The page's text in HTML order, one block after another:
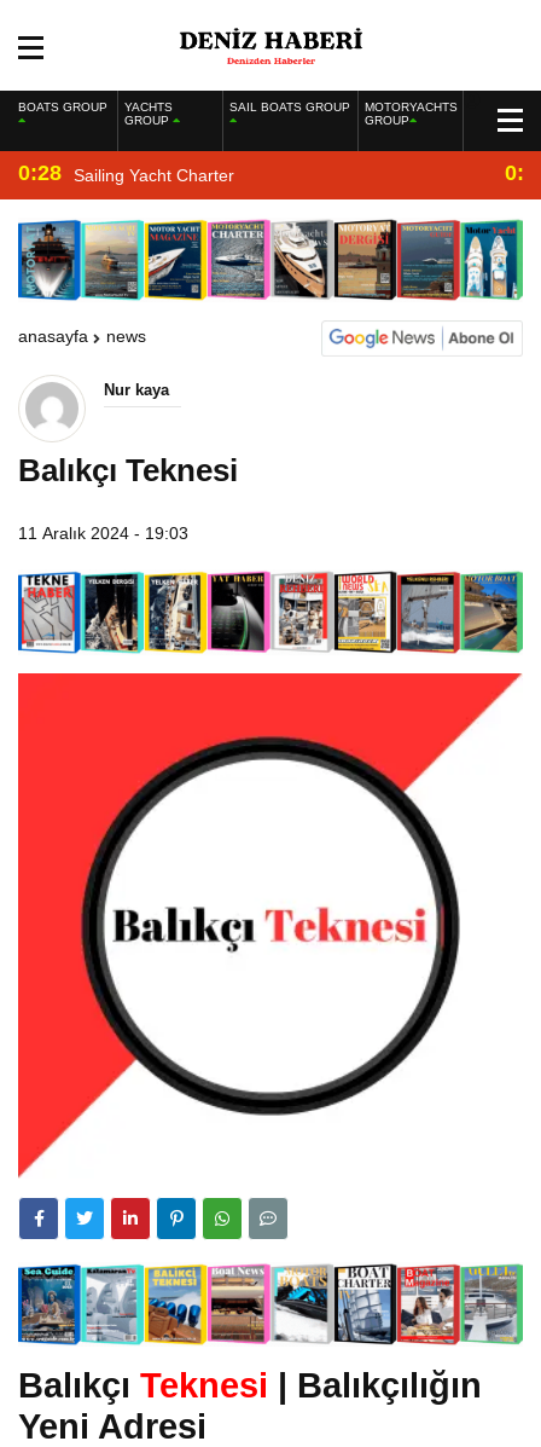
BOATS GROUP
YACHTS
GROUP
SAIL BOATS GROUP
MOTORYACHTS
GROUP
0:28 Sailing Yacht Charter
anasayfa news
Nur kaya
Balıkçı Teknesi
11 Aralık 2024 - 19:03
Balıkçı Teknesi | Balıkçılığın
Yeni Adresi